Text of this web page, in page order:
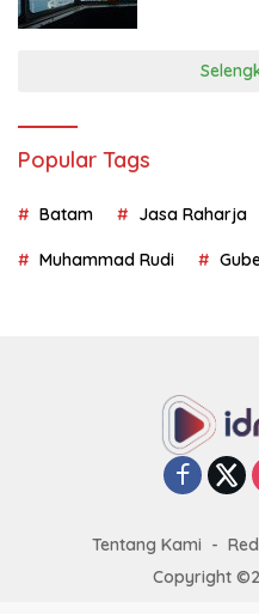
Popular Tags
Batam Jasa Raharja
Muhammad Rudi
Tentang Kami
Copyright